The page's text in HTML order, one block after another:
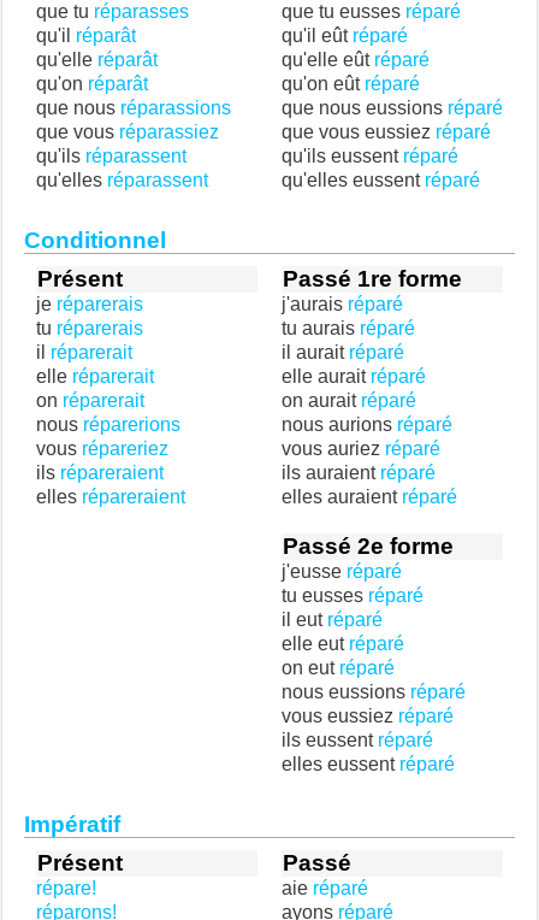
que tu réparasses
qu'il réparât
qu'elle réparât
qu'on réparât
que nous réparassions
que vous réparassiez
qu'ils réparassent
qu'elles réparassent
que tu eusses réparé
qu'il eût réparé
qu'elle eût réparé
qu'on eût réparé
que nous eussions réparé
que vous eussiez réparé
qu'ils eussent réparé
qu'elles eussent réparé
Conditionnel
Présent
je réparerais
tu réparerais
il réparerait
elle réparerait
on réparerait
nous réparerions
vous répareriez
ils répareraient
elles répareraient
Passé 1re forme
j'aurais réparé
tu aurais réparé
il aurait réparé
elle aurait réparé
on aurait réparé
nous aurions réparé
vous auriez réparé
ils auraient réparé
elles auraient réparé
Passé 2e forme
j'eusse réparé
tu eusses réparé
il eut réparé
elle eut réparé
on eut réparé
nous eussions réparé
vous eussiez réparé
ils eussent réparé
elles eussent réparé
Impératif
Présent
répare!
réparons!
Passé
aie réparé
ayons réparé